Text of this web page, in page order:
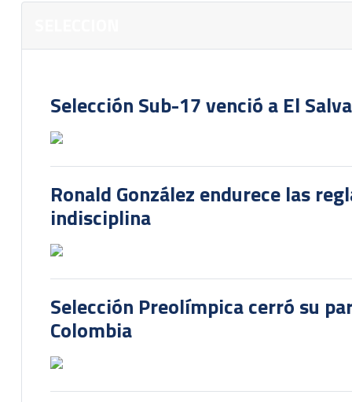
Selección Sub-17 venció a El
Ronald González endurece las
indisciplina
Selección Preolímpica cerró su
Colombia